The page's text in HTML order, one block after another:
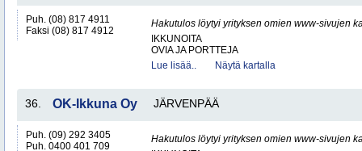
Puh. (08) 817 4911
Faksi (08) 817 4912
Hakutulos löytyi yrityksen omien www-sivujen
IKKUNOITA
OVIA JA PORTTEJA
Lue lisää..
Näytä kartalla
36. OK-Ikkuna Oy JÄRVENPÄÄ
Puh. (09) 292 3405
Puh. 0400 401 709
Hakutulos löytyi yrityksen omien www-sivujen